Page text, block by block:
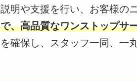
説明や支援を行い、お客様の
で、高品質なワンストップサ
を確保し、スタッフ一同、一